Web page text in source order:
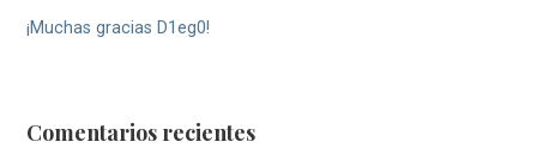
¡Muchas gracias D1eg0!
Comentarios recientes